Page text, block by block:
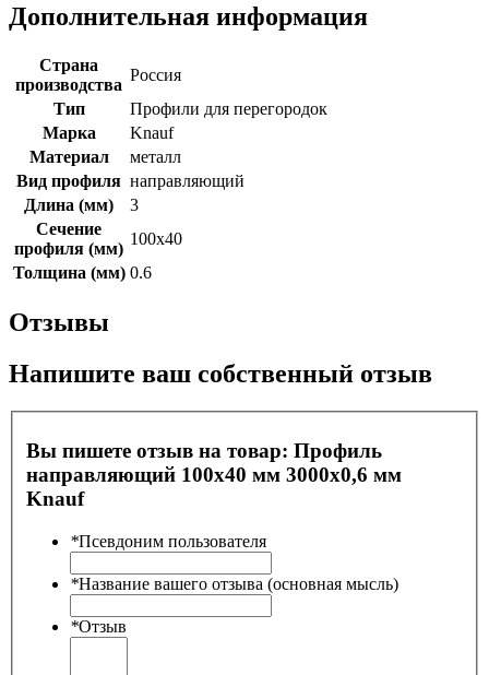
Дополнительная информация
Страна
производства
Россия
Тип
Профили для перегородок
Марка
Knauf
Материал
металл
Вид профиля направляющий
Длина (мм)
3
Сечение
профиля (мм)
100х40
Толщина (мм) 0.6
Отзывы
Напишите ваш собственный отзыв
Вы пишете отзыв на товар: Профиль
направляющий 100х40 мм 3000х0,6 мм
Knauf
*Псевдоним пользователя
*Название вашего отзыва (основная мысль)
*Отзыв